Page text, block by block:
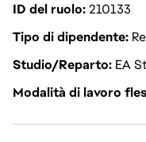
ID del ruolo210133
Tipo di dipendente
Studio/Reparto EA
Modalità di lavoro